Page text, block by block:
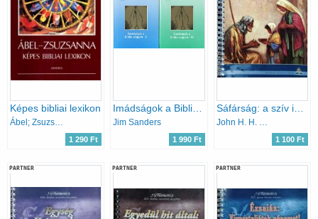
Képes bibliai lexikon
Ábel; Zsuzsanna
1 290 Ft
Jim Sanders
1 990 Ft
Sáfárság: a szív indítékai (Bibliatanulmányok 2018. január, február, március)
John H. H. Mathews
1 100 Ft
PARTNER PARTNER PARTNER